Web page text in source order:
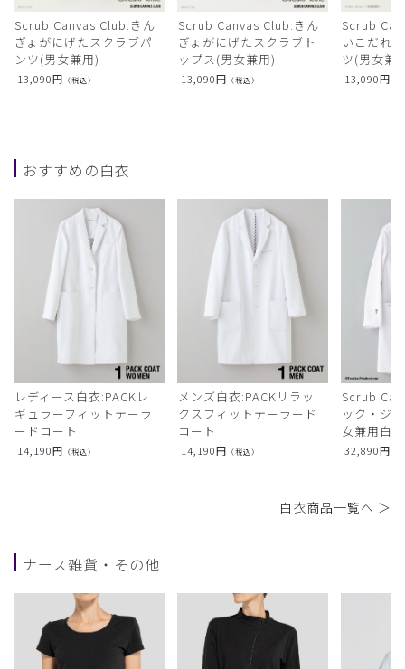
Scrub Canvas Club:きん
ぎょがにげたスクラブパ
ンツ(男女兼用)
13,090円 （税込）
Scrub Canvas Club:きん
ぎょがにげたスクラブト
ップス(男女兼用)
13,090円 （税込）
Scrub
いこだれ
ツ(男女兼
13,090円
おすすめの白衣
レディース白衣:PACKレ
ギュラーフィットテーラ
ードコート
14,190円 （税込）
メンズ白衣:PACKリラッ
クスフィットテーラード
コート
14,190円 （税込）
Scrub
ック・ジ
女兼用白
32,890円
白衣商品一覧へ ＞
ナース雑貨・その他